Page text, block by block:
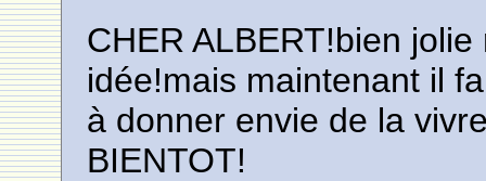
CHER ALBERT!bien
idée!mais maintenant il
à donner envie de la
BIENTOT!